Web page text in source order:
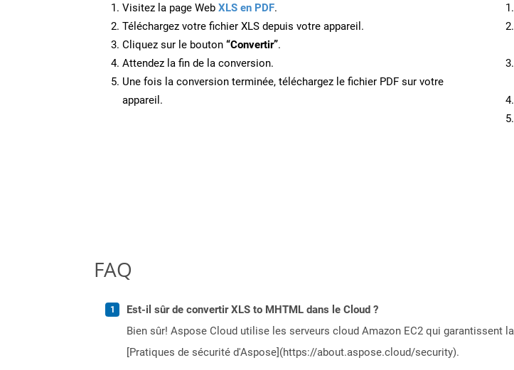
Visitez la page Web XLS en PDF.
Téléchargez votre fichier XLS depuis votre appareil.
Cliquez sur le bouton “Convertir”.
Attendez la fin de la conversion.
Une fois la conversion terminée, téléchargez le fichier PDF sur votre
appareil.
FAQ
Est-il sûr de convertir XLS to MHTML dans le Cloud ?
Bien sûr! Aspose Cloud utilise les serveurs cloud Amazon EC2 qui garantissent
[Pratiques de sécurité d'Aspose](https://about.aspose.cloud/security).